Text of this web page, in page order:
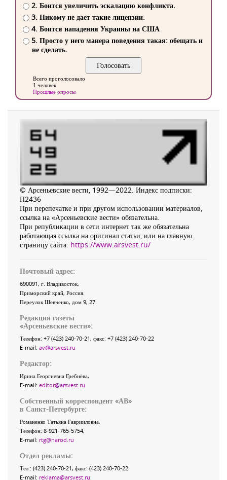
2. Боится увеличить эскалацию конфликта.
3. Никому не дает такие лицензии.
4. Боится нападения Украины на США
5. Просто у него манера поведения такая: обещать и
не сделать.
Всего проголосовало
1 человек
Прошлые опросы
© Арсеньевские вести, 1992—2022. Индекс подписки:
П2436
При перепечатке и при другом использовании материалов,
ссылка на «Арсеньевские вести» обязательна.
При републикации в сети интернет так же обязательна
работающая ссылка на оригинал статьи, или на главную
страницу сайта: https://www.arsvest.ru/
Почтовый адрес:
690091, г. Владивосток,
Приморский край, Россия
Переулок Шевченко, дом 9, 27
Редакция газеты
«Арсеньевские вести»:
Телефон: +7 (423) 240-70-21, факс: +7 (423) 240-70-22
E-mail: av@arsvest.ru
Редактор:
Ирина Георгиевна Гребнёва,
E-mail: editor@arsvest.ru
Собственный корреспондент «АВ»
в Санкт-Петербурге:
Романенко Татьяна Гаврииловна,
Телефон: 8-921-765-5754,
E-mail: rtg@narod.ru
Отдел рекламы:
Тел.: (423) 240-70-21, факс: (423) 240-70-22
E-mail: reklama@arsvest.ru